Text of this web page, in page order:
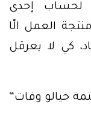
لحساب إحدى
العمل الّا
كي لا يعرقل
خيالو وفات”